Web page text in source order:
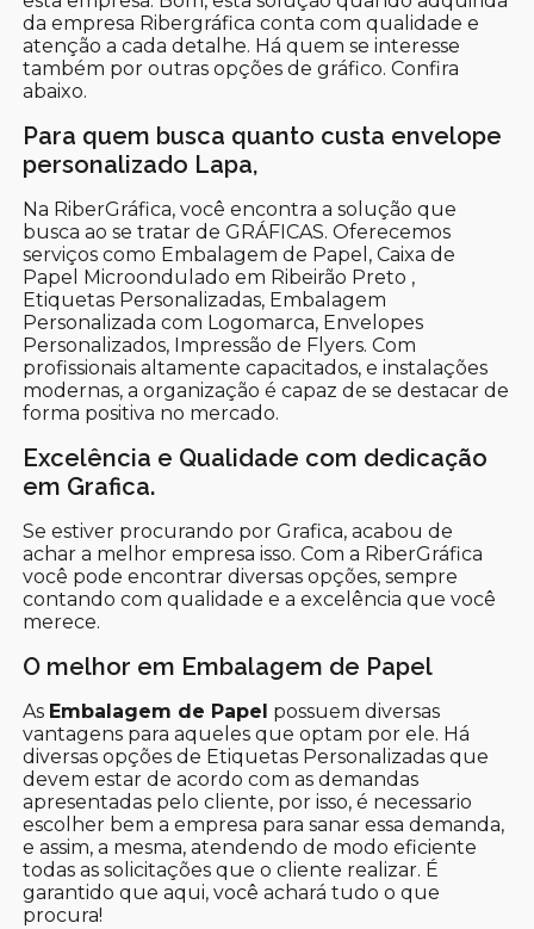
da empresa Ribergráfica conta com qualidade e
atenção a cada detalhe. Há quem se interesse
também por outras opções de gráfico. Confira
abaixo.
Para quem busca quanto custa envelope
personalizado Lapa,
Na RiberGráfica, você encontra a solução que
busca ao se tratar de GRÁFICAS. Oferecemos
serviços como Embalagem de Papel, Caixa de
Papel Microondulado em Ribeirão Preto ,
Etiquetas Personalizadas, Embalagem
Personalizada com Logomarca, Envelopes
Personalizados, Impressão de Flyers. Com
profissionais altamente capacitados, e instalações
modernas, a organização é capaz de se destacar de
forma positiva no mercado.
Excelência e Qualidade com dedicação
em Grafica.
Se estiver procurando por Grafica, acabou de
achar a melhor empresa isso. Com a RiberGráfica
você pode encontrar diversas opções, sempre
contando com qualidade e a excelência que você
merece.
O melhor em Embalagem de Papel
As Embalagem de Papel possuem diversas
vantagens para aqueles que optam por ele. Há
diversas opções de Etiquetas Personalizadas que
devem estar de acordo com as demandas
apresentadas pelo cliente, por isso, é necessario
escolher bem a empresa para sanar essa demanda,
e assim, a mesma, atendendo de modo eficiente
todas as solicitações que o cliente realizar. É
garantido que aqui, você achará tudo o que
procura!